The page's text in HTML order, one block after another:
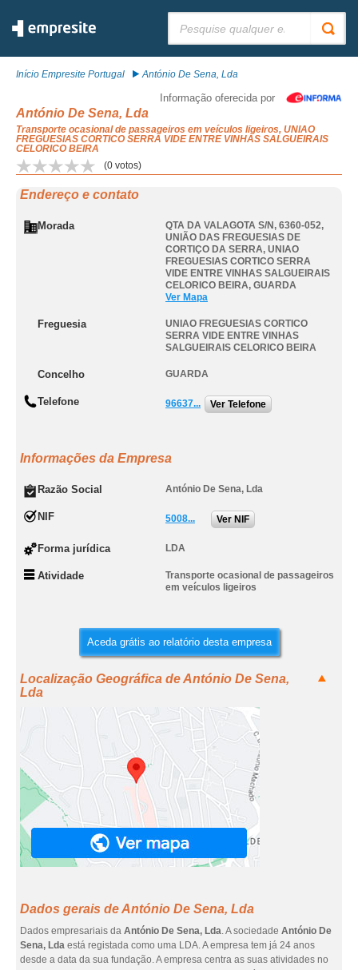
Início Empresite Portugal António De Sena, Lda
Informação oferecida por
António De Sena, Lda
Transporte ocasional de passageiros em veículos ligeiros, UNIAO
FREGUESIAS CORTICO SERRA VIDE ENTRE VINHAS SALGUEIRAIS
CELORICO BEIRA
(0 votos)
Endereço e contato
Morada
QTA DA VALAGOTA S/N, 6360-052,
UNIÃO DAS FREGUESIAS DE
CORTIÇO DA SERRA, UNIAO
FREGUESIAS CORTICO SERRA
VIDE ENTRE VINHAS SALGUEIRAIS
CELORICO BEIRA, GUARDA
Ver Mapa
Freguesia
UNIAO FREGUESIAS CORTICO
SERRA VIDE ENTRE VINHAS
SALGUEIRAIS CELORICO BEIRA
Concelho GUARDA
Telefone 96637... Ver Telefone
Informações da Empresa
Razão Social António De Sena, Lda
NIF 5008... Ver NIF
Forma jurídica LDA
Atividade
Transporte ocasional de passageiros
em veículos ligeiros
Aceda grátis ao relatório desta empresa
Localização Geográfica de António De Sena,
Lda
Dados gerais de António De Sena, Lda
Dados empresariais da António De Sena, Lda. A sociedade António De
Sena, Lda está registada como uma LDA. A empresa tem já 24 anos
desde a data da sua fundação. A empresa centra as suas atividades no